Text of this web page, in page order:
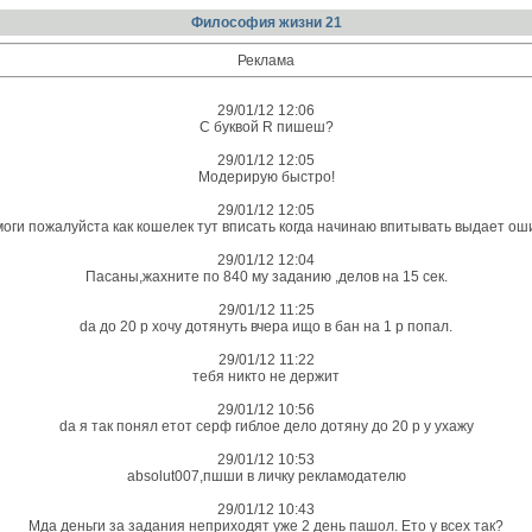
Философия жизни 21
Реклама
29/01/12 12:06
С буквой R пишеш?
29/01/12 12:05
Модерирую быстро!
29/01/12 12:05
пожалуйста как кошелек тут вписать когда начинаю впитывать выдает
29/01/12 12:04
Пасаны,жахните по 840 му заданию ,делов на 15 сек.
29/01/12 11:25
da до 20 р хочу дотянуть вчера ищо в бан на 1 р попал.
29/01/12 11:22
тебя никто не держит
29/01/12 10:56
da я так понял етот серф гиблое дело дотяну до 20 р у ухажу
29/01/12 10:53
absolut007,пшши в личку рекламодателю
29/01/12 10:43
Мда деньги за задания неприходят уже 2 день пашол. Ето у всех так?